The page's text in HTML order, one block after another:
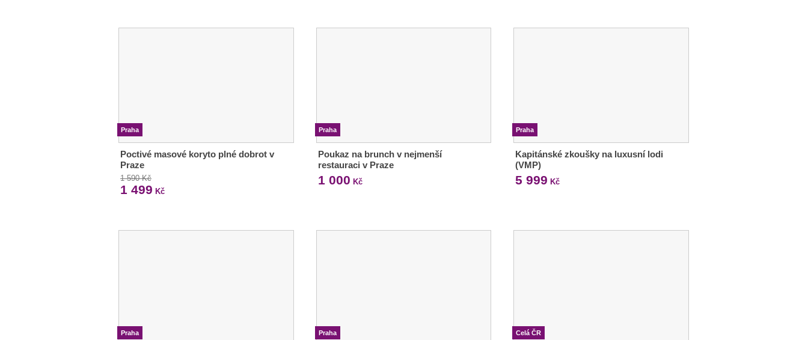
Praha
Poctivé masové koryto plné dobrot v
Praze
1 590 Kč
1 499 Kč
Praha
Poukaz na brunch v nejmenší
restauraci v Praze
1 000 Kč
Praha
Kapitánské zkoušky na luxusní lodi
(VMP)
5 999 Kč
Praha Praha Celá ČR